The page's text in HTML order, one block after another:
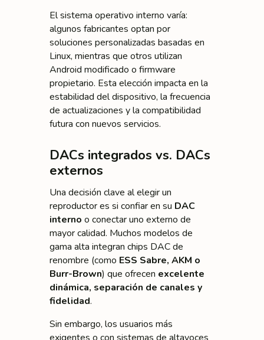
El sistema operativo interno varía:
algunos fabricantes optan por
soluciones personalizadas basadas en
Linux, mientras que otros utilizan
Android modificado o firmware
propietario. Esta elección impacta en la
estabilidad del dispositivo, la frecuencia
de actualizaciones y la compatibilidad
futura con nuevos servicios.
DACs integrados vs. DACs
externos
Una decisión clave al elegir un
reproductor es si confiar en su DAC
interno o conectar uno externo de
mayor calidad. Muchos modelos de
gama alta integran chips DAC de
renombre (como ESS Sabre, AKM o
Burr-Brown) que ofrecen excelente
dinámica, separación de canales y
fidelidad.
Sin embargo, los usuarios más